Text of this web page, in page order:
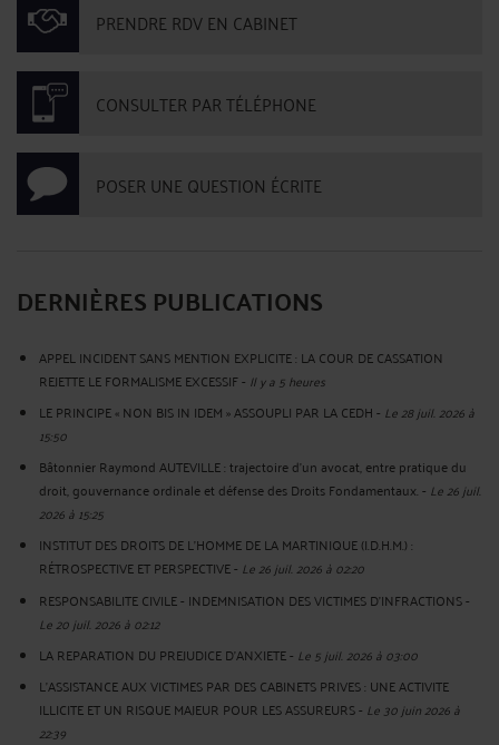
PRENDRE RDV EN CABINET
CONSULTER PAR TÉLÉPHONE
POSER UNE QUESTION ÉCRITE
DERNIÈRES PUBLICATIONS
APPEL INCIDENT SANS MENTION EXPLICITE : LA COUR DE CASSATION
REJETTE LE FORMALISME EXCESSIF- Il y a 5 heures
LE PRINCIPE « NON BIS IN IDEM » ASSOUPLI PAR LA CEDH- Le 28 juil. 2026 à
15:50
Bâtonnier Raymond AUTEVILLE : trajectoire d’un avocat, entre pratique du
droit, gouvernance ordinale et défense des Droits Fondamentaux.- Le 26 juil.
2026 à 15:25
INSTITUT DES DROITS DE L'HOMME DE LA MARTINIQUE (I.D.H.M.) :
RÉTROSPECTIVE ET PERSPECTIVE- Le 26 juil. 2026 à 02:20
RESPONSABILITE CIVILE - INDEMNISATION DES VICTIMES D'INFRACTIONS-
Le 20 juil. 2026 à 02:12
LA REPARATION DU PREJUDICE D’ANXIETE- Le 5 juil. 2026 à 03:00
L'ASSISTANCE AUX VICTIMES PAR DES CABINETS PRIVES : UNE ACTIVITE
ILLICITE ET UN RISQUE MAJEUR POUR LES ASSUREURS- Le 30 juin 2026 à
22:39